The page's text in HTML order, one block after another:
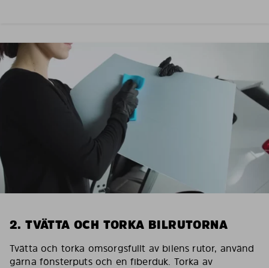
2. TVÄTTA OCH TORKA BILRUTORNA
Tvätta och torka omsorgsfullt av bilens rutor, använd
gärna fönsterputs och en fiberduk. Torka av